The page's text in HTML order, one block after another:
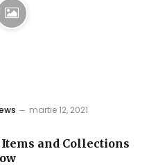
martie 12, 2021
and Collections